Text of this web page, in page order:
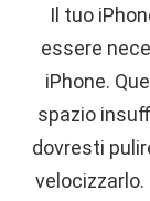
Il tuo
essere
iPhone.
spazio
dovresti
velocizzarlo.